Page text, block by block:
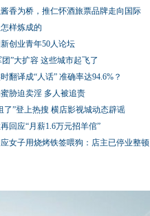
香为桥，推仁怀酒旅票品牌走向国际
样炼成的
创业青年50人论坛
”大扩容 这些城市起飞了
翻译成“人话” 准确率达94.6%？
胁迫卖淫 多人被追责
了”登上热搜 横店影视城动态辟谣
回应“月薪1.6万元招羊倌”
女子用烧烤铁签喂狗：店主已停业整顿